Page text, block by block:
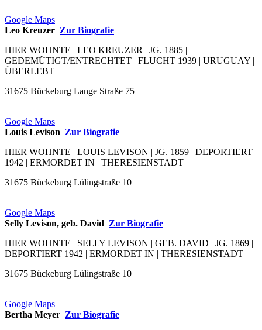
Google Maps
Leo Kreuzer Zur Biografie
HIER WOHNTE | LEO KREUZER | JG. 1885 |
GEDEMÜTIGT/ENTRECHTET | FLUCHT 1939 | URUGUAY |
ÜBERLEBT
31675 Bückeburg Lange Straße 75
Google Maps
Louis Levison Zur Biografie
HIER WOHNTE | LOUIS LEVISON | JG. 1859 | DEPORTIERT
1942 | ERMORDET IN | THERESIENSTADT
31675 Bückeburg Lülingstraße 10
Google Maps
Selly Levison, geb. David Zur Biografie
HIER WOHNTE | SELLY LEVISON | GEB. DAVID | JG. 1869 |
DEPORTIERT 1942 | ERMORDET IN | THERESIENSTADT
31675 Bückeburg Lülingstraße 10
Google Maps
Bertha Meyer Zur Biografie